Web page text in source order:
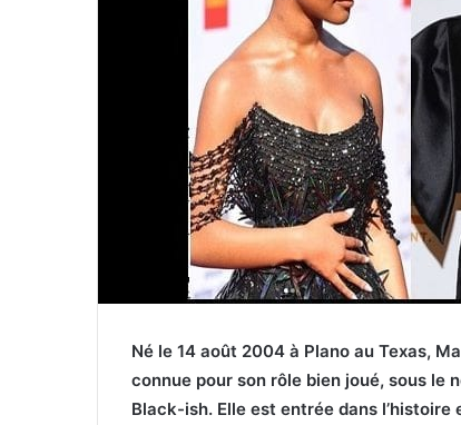
Né le 14 août 2004 à Plano au Texas,
connue pour son rôle bien joué, sous le
Black-ish. Elle est entrée dans